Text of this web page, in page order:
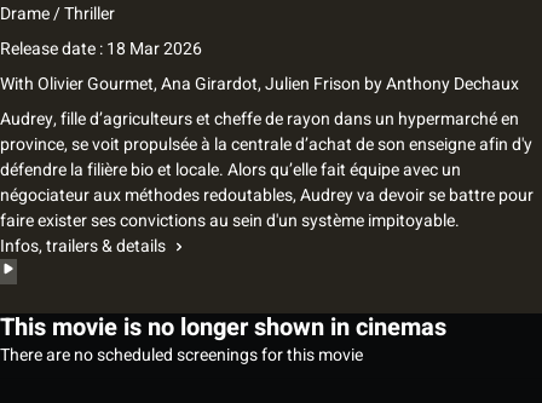
Drame / Thriller
Release date : 18 Mar 2026
WithOlivier Gourmet,Ana Girardot,Julien Frison byAnthony Dechaux
Audrey, fille d’agriculteurs et cheffe de rayon dans un hypermarché en
province, se voit propulsée à la centrale d’achat de son enseigne afin d'y
défendre la filière bio et locale. Alors qu’elle fait équipe avec un
négociateur aux méthodes redoutables, Audrey va devoir se battre pour
faire exister ses convictions au sein d'un système impitoyable.
Infos, trailers & details
This movie is no longer shown in cinemas
There are no scheduled screenings for this movie